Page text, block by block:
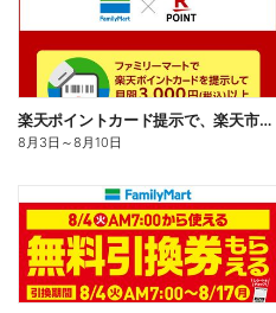
楽天ポイントカード提示で、楽天市場でのお買い物がおトクに!
8月3日 ～8月10日